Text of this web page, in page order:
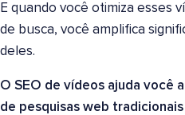
E quando você otimiza esses
de busca, você amplifica
deles.
O SEO de vídeos ajuda você
de pesquisas web